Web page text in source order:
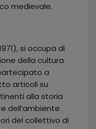
medievale.
si occupa di
della cultura
a
articoli su
alla storia
dell’ambiente
del collettivo di